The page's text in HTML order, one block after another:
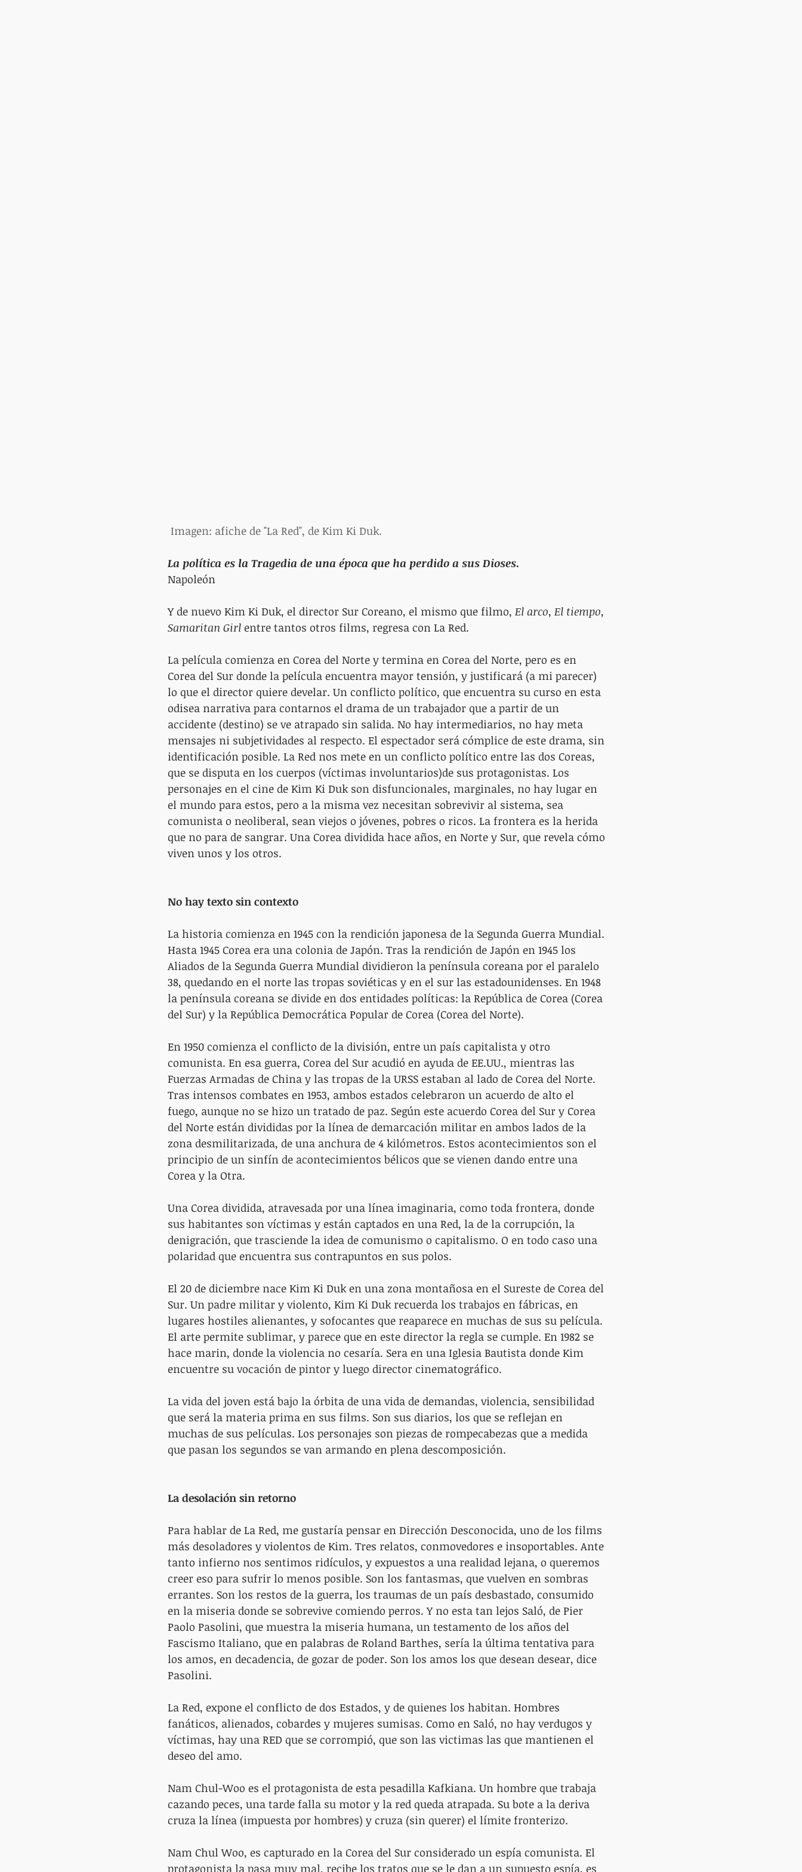
Imagen: afiche de "La Red", de Kim Ki Duk.
La política es la Tragedia de una época que ha perdido a sus Dioses.
Napoleón
Y de nuevo Kim Ki Duk, el director Sur Coreano, el mismo que filmo, El arco, El tiempo,
Samaritan Girl entre tantos otros films, regresa con La Red.
La película comienza en Corea del Norte y termina en Corea del Norte, pero es en
Corea del Sur donde la película encuentra mayor tensión, y justificará (a mi parecer)
lo que el director quiere develar. Un conflicto político, que encuentra su curso en esta
odisea narrativa para contarnos el drama de un trabajador que a partir de un
accidente (destino) se ve atrapado sin salida. No hay intermediarios, no hay meta
mensajes ni subjetividades al respecto. El espectador será cómplice de este drama, sin
identificación posible. La Red nos mete en un conflicto político entre las dos Coreas,
que se disputa en los cuerpos (víctimas involuntarios)de sus protagonistas. Los
personajes en el cine de Kim Ki Duk son disfuncionales, marginales, no hay lugar en
el mundo para estos, pero a la misma vez necesitan sobrevivir al sistema, sea
comunista o neoliberal, sean viejos o jóvenes, pobres o ricos. La frontera es la herida
que no para de sangrar. Una Corea dividida hace años, en Norte y Sur, que revela cómo
viven unos y los otros.
No hay texto sin contexto
La historia comienza en 1945 con la rendición japonesa de la Segunda Guerra Mundial.
Hasta 1945 Corea era una colonia de Japón. Tras la rendición de Japón en 1945 los
Aliados de la Segunda Guerra Mundial dividieron la península coreana por el paralelo
38, quedando en el norte las tropas soviéticas y en el sur las estadounidenses. En 1948
la península coreana se divide en dos entidades políticas: la República de Corea (Corea
del Sur) y la República Democrática Popular de Corea (Corea del Norte).
En 1950 comienza el conflicto de la división, entre un país capitalista y otro
comunista. En esa guerra, Corea del Sur acudió en ayuda de EE.UU., mientras las
Fuerzas Armadas de China y las tropas de la URSS estaban al lado de Corea del Norte.
Tras intensos combates en 1953, ambos estados celebraron un acuerdo de alto el
fuego, aunque no se hizo un tratado de paz. Según este acuerdo Corea del Sur y Corea
del Norte están divididas por la línea de demarcación militar en ambos lados de la
zona desmilitarizada, de una anchura de 4 kilómetros. Estos acontecimientos son el
principio de un sinfín de acontecimientos bélicos que se vienen dando entre una
Corea y la Otra.
Una Corea dividida, atravesada por una línea imaginaria, como toda frontera, donde
sus habitantes son víctimas y están captados en una Red, la de la corrupción, la
denigración, que trasciende la idea de comunismo o capitalismo. O en todo caso una
polaridad que encuentra sus contrapuntos en sus polos.
El 20 de diciembre nace Kim Ki Duk en una zona montañosa en el Sureste de Corea del
Sur. Un padre militar y violento, Kim Ki Duk recuerda los trabajos en fábricas, en
lugares hostiles alienantes, y sofocantes que reaparece en muchas de sus su película.
El arte permite sublimar, y parece que en este director la regla se cumple. En 1982 se
hace marin, donde la violencia no cesaría. Sera en una Iglesia Bautista donde Kim
encuentre su vocación de pintor y luego director cinematográfico.
La vida del joven está bajo la órbita de una vida de demandas, violencia, sensibilidad
que será la materia prima en sus films. Son sus diarios, los que se reflejan en
muchas de sus películas. Los personajes son piezas de rompecabezas que a medida
que pasan los segundos se van armando en plena descomposición.
La desolación sin retorno
Para hablar de La Red, me gustaría pensar en Dirección Desconocida, uno de los films
más desoladores y violentos de Kim. Tres relatos, conmovedores e insoportables. Ante
tanto infierno nos sentimos ridículos, y expuestos a una realidad lejana, o queremos
creer eso para sufrir lo menos posible. Son los fantasmas, que vuelven en sombras
errantes. Son los restos de la guerra, los traumas de un país desbastado, consumido
en la miseria donde se sobrevive comiendo perros. Y no esta tan lejos Saló, de Pier
Paolo Pasolini, que muestra la miseria humana, un testamento de los años del
Fascismo Italiano, que en palabras de Roland Barthes, sería la última tentativa para
los amos, en decadencia, de gozar de poder. Son los amos los que desean desear, dice
Pasolini.
La Red, expone el conflicto de dos Estados, y de quienes los habitan. Hombres
fanáticos, alienados, cobardes y mujeres sumisas. Como en Saló, no hay verdugos y
víctimas, hay una RED que se corrompió, que son las victimas las que mantienen el
deseo del amo.
Nam Chul-Woo es el protagonista de esta pesadilla Kafkiana. Un hombre que trabaja
cazando peces, una tarde falla su motor y la red queda atrapada. Su bote a la deriva
cruza la línea (impuesta por hombres) y cruza (sin querer) el límite fronterizo.
Nam Chul Woo, es capturado en la Corea del Sur considerado un espía comunista. El
protagonista la pasa muy mal, recibe los tratos que se le dan a un supuesto espía, es